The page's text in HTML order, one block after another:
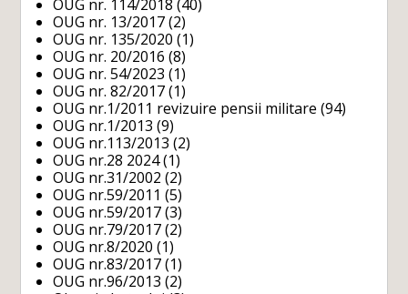
OUG nr. 114/2018 (40)
OUG nr. 13/2017 (2)
OUG nr. 135/2020 (1)
OUG nr. 20/2016 (8)
OUG nr. 54/2023 (1)
OUG nr. 82/2017 (1)
OUG nr.1/2011 revizuire pensii militare (94)
OUG nr.1/2013 (9)
OUG nr.113/2013 (2)
OUG nr.28 2024(1)
OUG nr.31/2002 (2)
OUG nr.59/2011 (5)
OUG nr.59/2017 (3)
OUG nr.79/2017 (2)
OUG nr.8/2020 (1)
OUG nr.83/2017 (1)
OUG nr.96/2013 (2)